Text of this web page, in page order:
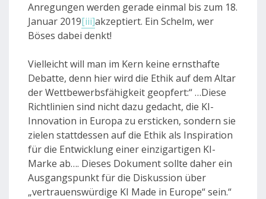
Anregungen werden gerade einmal bis zum 18.
Januar 2019[iii]akzeptiert. Ein Schelm, wer
Böses dabei denkt!
Vielleicht will man im Kern keine ernsthafte
Debatte, denn hier wird die Ethik auf dem Altar
der Wettbewerbsfähigkeit geopfert:“ …Diese
Richtlinien sind nicht dazu gedacht, die KI-
Innovation in Europa zu ersticken, sondern sie
zielen stattdessen auf die Ethik als Inspiration
für die Entwicklung einer einzigartigen KI-
Marke ab…. Dieses Dokument sollte daher ein
Ausgangspunkt für die Diskussion über
„vertrauenswürdige KI Made in Europe“ sein.“